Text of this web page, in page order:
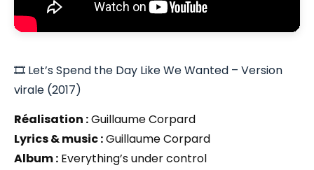
🎞️ Let’s Spend the Day Like We Wanted – Version
virale (2017)
Réalisation :Guillaume Corpard
Lyrics & music :Guillaume Corpard
Album : Everything’s under control